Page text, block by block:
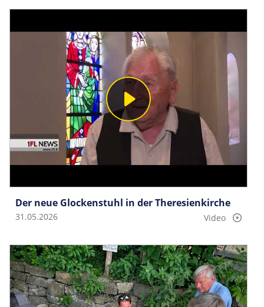
Der neue Glockenstuhl in der Theresienkirche
31.05.2026 Video